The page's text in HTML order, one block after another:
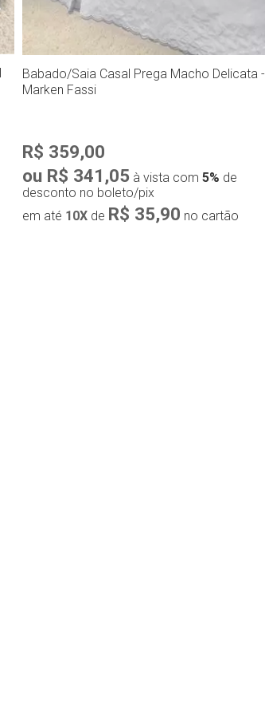
Babado/Saia Casal Prega Macho Delicata -
Marken Fassi
R$ 359,00
ou R$ 341,05 à vista com5% de
desconto no boleto/pix
em até 10X de R$ 35,90 no cartão